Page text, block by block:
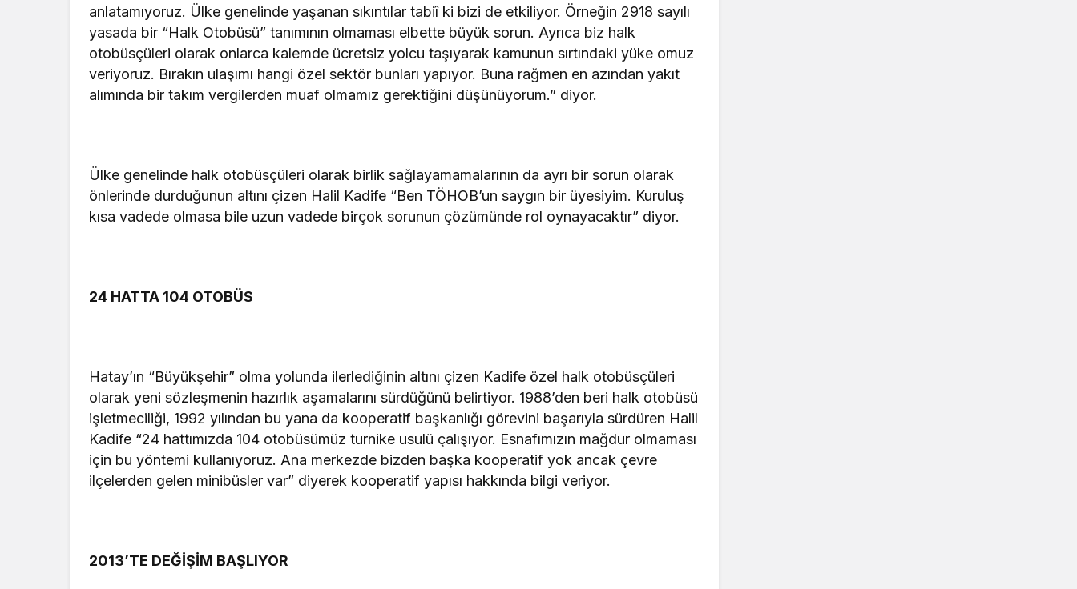
anlatamıyoruz. Ülke genelinde yaşanan sıkıntılar tabiî ki bizi de etkiliyor. Örneğin 2918 sayılı
yasada bir “Halk Otobüsü” tanımının olmaması elbette büyük sorun. Ayrıca biz halk
otobüsçüleri olarak onlarca kalemde ücretsiz yolcu taşıyarak kamunun sırtındaki yüke omuz
veriyoruz. Bırakın ulaşımı hangi özel sektör bunları yapıyor. Buna rağmen en azından yakıt
alımında bir takım vergilerden muaf olmamız gerektiğini düşünüyorum.” diyor.
Ülke genelinde halk otobüsçüleri olarak birlik sağlayamamalarının da ayrı bir sorun olarak
önlerinde durduğunun altını çizen Halil Kadife “Ben TÖHOB’un saygın bir üyesiyim. Kuruluş
kısa vadede olmasa bile uzun vadede birçok sorunun çözümünde rol oynayacaktır” diyor.
24 HATTA 104 OTOBÜS
Hatay’ın “Büyükşehir” olma yolunda ilerlediğinin altını çizen Kadife özel halk otobüsçüleri
olarak yeni sözleşmenin hazırlık aşamalarını sürdüğünü belirtiyor. 1988’den beri halk otobüsü
işletmeciliği, 1992 yılından bu yana da kooperatif başkanlığı görevini başarıyla sürdüren Halil
Kadife “24 hattımızda 104 otobüsümüz turnike usulü çalışıyor. Esnafımızın mağdur olmaması
için bu yöntemi kullanıyoruz. Ana merkezde bizden başka kooperatif yok ancak çevre
ilçelerden gelen minibüsler var” diyerek kooperatif yapısı hakkında bilgi veriyor.
2013’TE DEĞİŞİM BAŞLIYOR